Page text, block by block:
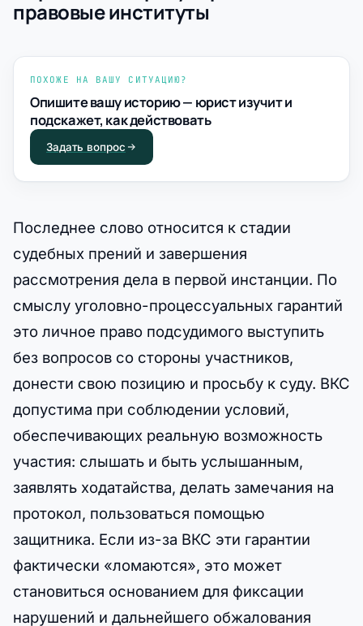
правовые институты
ПОХОЖЕ НА ВАШУ СИТУАЦИЮ?
Опишите вашу историю — юрист изучит и
подскажет, как действовать
Задать вопрос
Последнее слово относится к стадии
судебных прений и завершения
рассмотрения дела в первой инстанции. По
смыслу уголовно-процессуальных гарантий
это личное право подсудимого выступить
без вопросов со стороны участников,
донести свою позицию и просьбу к суду. ВКС
допустима при соблюдении условий,
обеспечивающих реальную возможность
участия: слышать и быть услышанным,
заявлять ходатайства, делать замечания на
протокол, пользоваться помощью
защитника. Если из-за ВКС эти гарантии
фактически «ломаются», это может
становиться основанием для фиксации
нарушений и дальнейшего обжалования